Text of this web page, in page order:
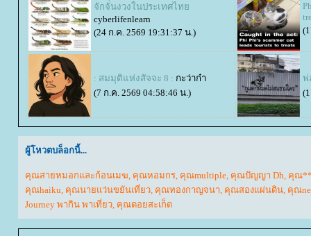
จักจั่นงวงในประเทศไท
cyberlifenlearn
(24 ก.ค. 2569 19:31:37 น.)
: สมมุติแห่งสัจจะ 8 : กะว่าก๋า
(7 ก.ค. 2569 04:58:46 น.)
พ่
ผู้โหวตบล็อกนี้...
คุณสายหมอกและก้อนเมฆ, คุณหอมกร, คุณmultiple, คุณปัญญา Dh, คุณ
คุณhaiku, คุณนายแว่นขยันเที่ยว, คุณทองกาญจนา, คุณสองแผ่นดิน, คุณ
Journey พากิน พาเที่ยว, คุณดอยสะเก็ด